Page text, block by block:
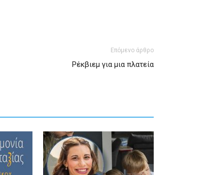
Επόμενο άρθρο
Ρέκβιεμ για μια πλατεία